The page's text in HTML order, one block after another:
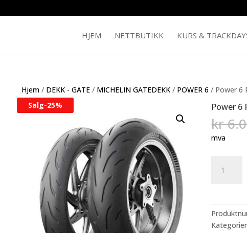
HJEM NETTBUTIKK KURS &
Hjem/ DEKK - GATE/ MICHELIN GATEDEKK/ POWER 6 / Power 6
Salg-25% Power 6
kr
mva